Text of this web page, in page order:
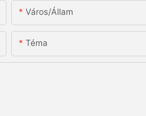
Város/állam
Téma